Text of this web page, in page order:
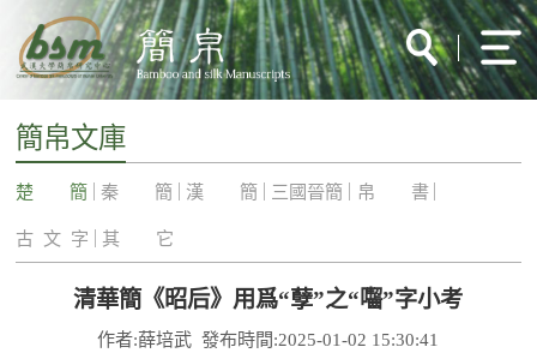
簡帛文庫
楚 簡 秦 簡 漢 簡 三國晉簡 帛 書
古 文 字 其 它
清華簡《昭后》用爲“孽”之“囓”字小考
作者:薛培武 發布時間:2025-01-02 15:30:41